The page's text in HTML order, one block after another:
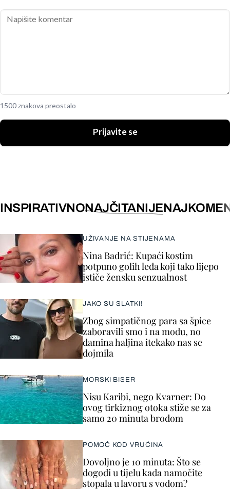
1500 znakova preostalo
Prijavite se
INSPIRATIVNONAJČITANIJE
UŽIVANJE NA STIJENAMA
Nina Badrić: Kupaći kostim
potpuno golih leđa koji tako lijepo
ističe žensku senzualnost
JAKO SU SLATKI!
Zbog simpatičnog para sa špice
zaboravili smo i na modu, no
damina haljina itekako nas se
dojmila
MORSKI BISER
Nisu Karibi, nego Kvarner: Do
ovog tirkiznog otoka stiže se za
samo 20 minuta brodom
POMOĆ KOD VRUĆINA
Dovoljno je 10 minuta: Što se
dogodi u tijelu kada namočite
stopala u lavoru s vodom?